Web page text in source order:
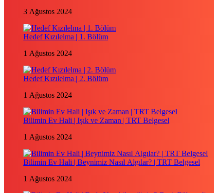
3 Ağustos 2024
Hedef Kızılelma | 1. Bölüm
1 Ağustos 2024
Hedef Kızılelma | 2. Bölüm
1 Ağustos 2024
Bilimin Ev Hali | Işık ve Zaman | TRT Belgesel
1 Ağustos 2024
Bilimin Ev Hali | Beynimiz Nasıl Algılar? | TRT Belgesel
1 Ağustos 2024